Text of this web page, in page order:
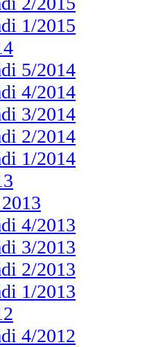
1/2015
5/2014
4/2014
3/2014
2/2014
1/2014
4/2013
3/2013
2/2013
1/2013
4/2012